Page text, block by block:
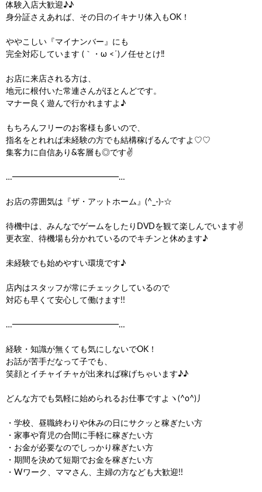
体験入店大歓迎♪♪
身分証さえあれば、その日のイキナリ体入もOK！
ややこしい『マイナンバー』にも
完全対応しています (｀・ω <´)ノ任せとけ‼
お店に来店される方は、
地元に根付いた常連さんがほとんどです。
マナー良く遊んで行かれますよ♪
もちろんフリーのお客様も多いので、
指名をとれれば未経験の方でも結構稼げるんですよ♡♡
集客力に自信あり&客層も◎です✌
…━━━━━━━━━━━━━…
お店の雰囲気は『ザ・アットホーム』(^_-)-☆
待機中は、みんなでゲームをしたりDVDを観て楽しんでいます✌
更衣室、待機場も分かれているのでキチンと休めます♪
未経験でも始めやすい環境です♪
店内はスタッフが常にチェックしているので
対応も早くて安心して働けます!!
…━━━━━━━━━━━━━…
経験・知識が無くても気にしないでOK！
お話が苦手だなって子でも、
笑顔とイチャイチャが出来れば稼げちゃいます♪♪
どんな方でも気軽に始められるお仕事ですよヽ(^o^)丿
・学校、昼職終わりや休みの日にサクッと稼ぎたい方
・家事や育児の合間に手軽に稼ぎたい方
・お金が必要なのでしっかり稼ぎたい方
・期間を決めて短期でお金を稼ぎたい方
・Wワーク、ママさん、主婦の方なども大歓迎!!